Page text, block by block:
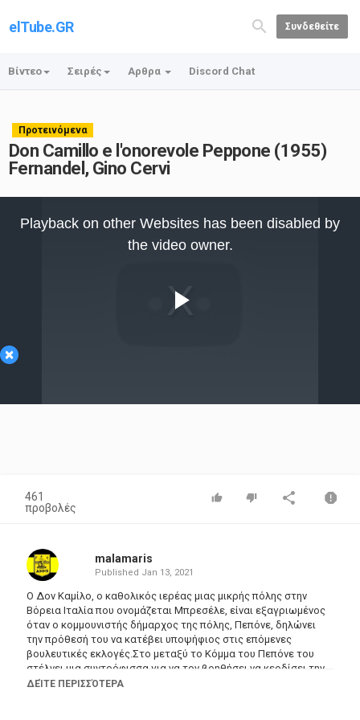
elTube.GR Συνδεθείτε
Βίντεο Σειρές Αρθρα Discord Chat
Προτεινόμενα
Don Camillo e l'onorevole Peppone (1955)
Fernandel, Gino Cervi
×
Video
Playback on other Websites has been disabled by
the video owner.
461
προβολές
malamaris
Published Jan 13, 2021
Ο Δον Καμίλο, ο καθολικός ιερέας μιας μικρής πόλης στην
Βόρεια Ιταλία που ονομάζεται Μπρεσέλε, είναι εξαγριωμένος
όταν ο κομμουνιστής δήμαρχος της πόλης, Πεπόνε, δηλώνει
την πρόθεσή του να κατέβει υποψήφιος στις επόμενες
βουλευτικές εκλογές.Στο μεταξύ το Κόμμα του Πεπόνε του
στέλνει μια συντρόφισσα για να τον βοηθήσει να κερδίσει την
εκλογική μάχη. Η ιδέα ότι ο Πεπόνε θα αποκτήσει ακόμα
ΔΕΊΤΕ ΠΕΡΙΣΣΌΤΕΡΑ